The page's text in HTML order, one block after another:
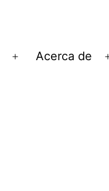
Abrir
Acerca de